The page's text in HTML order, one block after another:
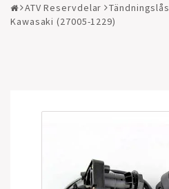
ATV Reservdelar Tändningslås
Kawasaki (27005-1229)